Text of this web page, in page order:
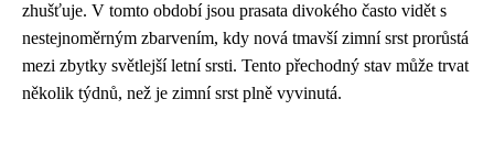
zhušťuje. V tomto období jsou prasata divokého často vidět s
nestejnoměrným zbarvením, kdy nová tmavší zimní srst prorůstá
mezi zbytky světlejší letní srsti. Tento přechodný stav může trvat
několik týdnů, než je zimní srst plně vyvinutá.